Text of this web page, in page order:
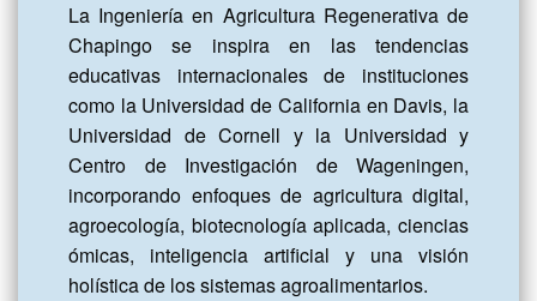
La Ingeniería en Agricultura Regenerativa de
Chapingo se inspira en las tendencias
educativas internacionales de instituciones
como la Universidad de California en Davis, la
Universidad de Cornell y la Universidad y
Centro de Investigación de Wageningen,
incorporando enfoques de agricultura digital,
agroecología, biotecnología aplicada, ciencias
ómicas, inteligencia artificial y una visión
holística de los sistemas agroalimentarios.